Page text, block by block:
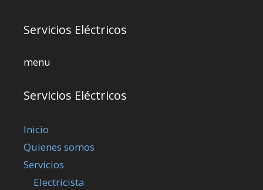
Servicios Eléctricos
menu
Servicios Eléctricos
Inicio
Quienes somos
Servicios
Electricista